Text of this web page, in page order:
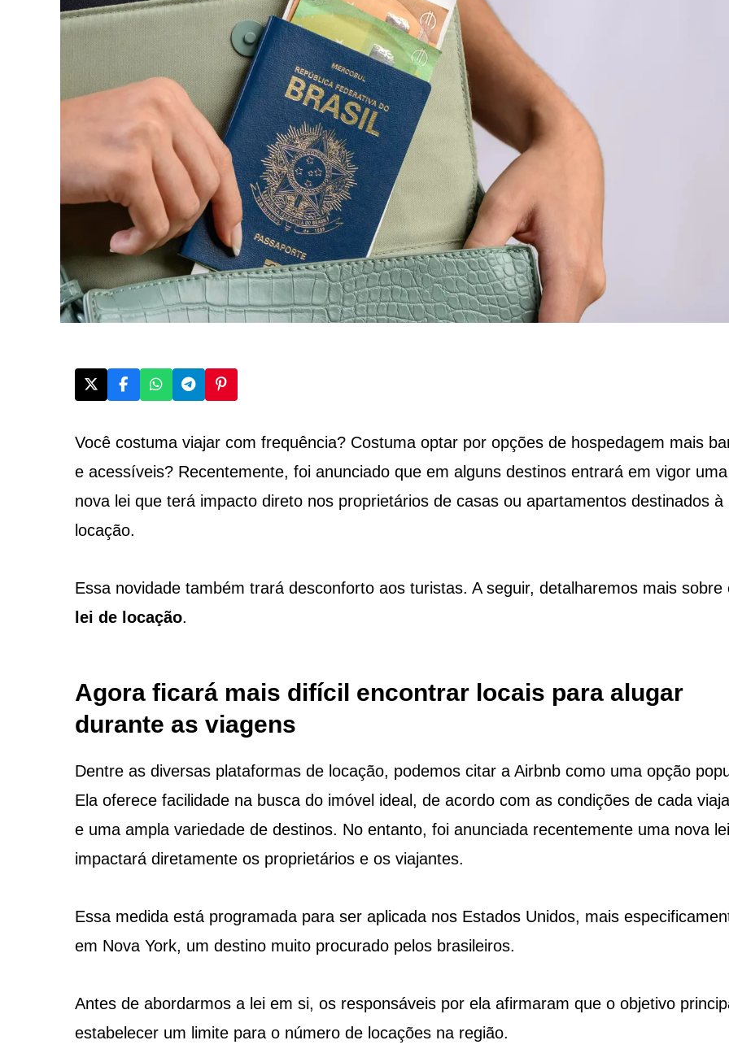
Você costuma viajar com frequência? Costuma optar por opções de hospedagem mais
e acessíveis? Recentemente, foi anunciado que em alguns destinos entrará em vigor uma
nova lei que terá impacto direto nos proprietários de casas ou apartamentos destinados à
locação.
Essa novidade também trará desconforto aos turistas. A seguir, detalharemos mais sobre
lei de locação.
Agora ficará mais difícil encontrar locais para alugar
durante as viagens
Dentre as diversas plataformas de locação, podemos citar a Airbnb como uma opção
Ela oferece facilidade na busca do imóvel ideal, de acordo com as condições de cada
e uma ampla variedade de destinos. No entanto, foi anunciada recentemente uma nova
impactará diretamente os proprietários e os viajantes.
Essa medida está programada para ser aplicada nos Estados Unidos, mais
em Nova York, um destino muito procurado pelos brasileiros.
Antes de abordarmos a lei em si, os responsáveis por ela afirmaram que o objetivo
estabelecer um limite para o número de locações na região.